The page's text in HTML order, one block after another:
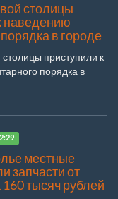
столицы
наведению
в городе
приступили к
порядка в
местные
запчасти от
тысяч рублей